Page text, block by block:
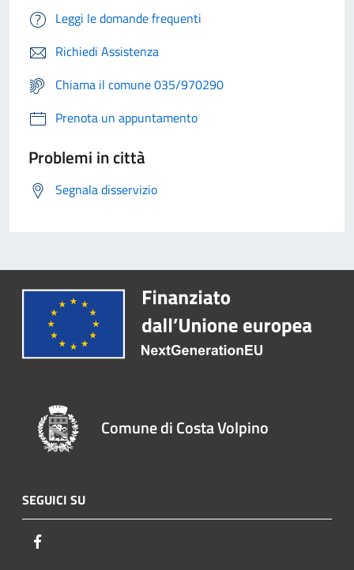
Leggi le domande frequenti
Richiedi Assistenza
Chiama il comune 035/970290
Prenota un appuntamento
Problemi in città
Segnala disservizio
Comune di Costa Volpino
SEGUICI SU